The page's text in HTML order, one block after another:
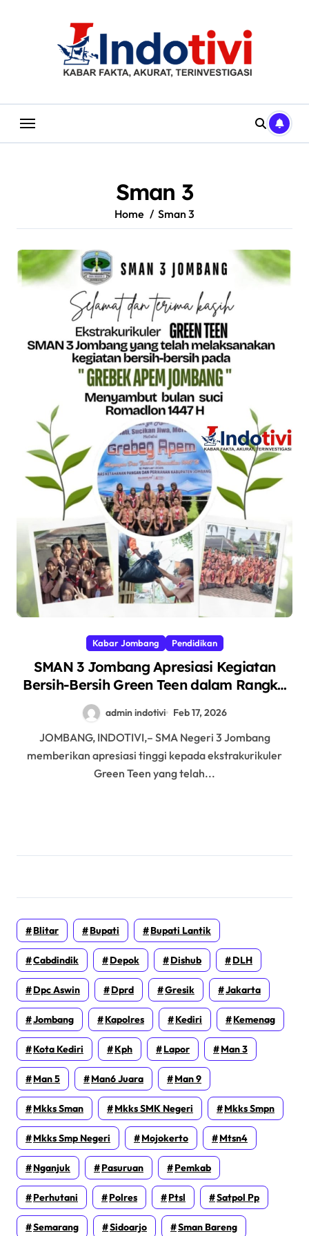
Sman 3
Home Sman 3
Kabar Jombang Pendidikan
SMAN 3 Jombang Apresiasi Kegiatan
Bersih-Bersih Green Teen dalam Rangka
Grebeg Apem Jombang
admin indotivi Feb 17, 2026
JOMBANG, INDOTIVI,– SMA Negeri 3 Jombang
memberikan apresiasi tinggi kepada ekstrakurikuler
Green Teen yang telah...
Blitar Bupati Bupati Lantik
Cabdindik Depok Dishub DLH
Dpc Aswin Dprd Gresik Jakarta
Jombang Kapolres Kediri Kemenag
Kota Kediri Kph Lapor Man 3
Man 5 Man6 Juara Man 9
Mkks Sman Mkks SMK Negeri Mkks Smpn
Mkks Smp Negeri Mojokerto Mtsn4
Nganjuk Pasuruan Pemkab
Perhutani Polres Ptsl Satpol Pp
Semarang Sidoarjo Sman Bareng